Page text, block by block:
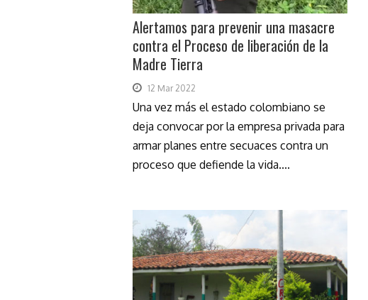
Alertamos para prevenir una masacre
contra el Proceso de liberación de la
Madre Tierra
12 Mar 2022
Una vez más el estado colombiano se
deja convocar por la empresa privada para
armar planes entre secuaces contra un
proceso que defiende la vida....